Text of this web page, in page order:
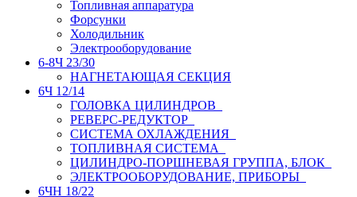
Топливная аппаратура
Форсунки
Холодильник
Электрооборудование
6-8Ч 23/30
НАГНЕТАЮЩАЯ СЕКЦИЯ
6Ч 12/14
ГОЛОВКА ЦИЛИНДРОВ
РЕВЕРС-РЕДУКТОР
СИСТЕМА ОХЛАЖДЕНИЯ
ТОПЛИВНАЯ СИСТЕМА
ЦИЛИНДРО-ПОРШНЕВАЯ ГРУППА, БЛОК
ЭЛЕКТРООБОРУДОВАНИЕ, ПРИБОРЫ
6ЧН 18/22